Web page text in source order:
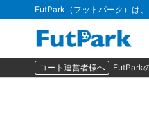
FutPark（フットパーク）は
コート運営者様へ FutPark